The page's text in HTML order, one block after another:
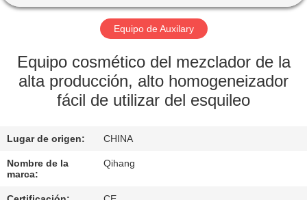
VIAJE
LA
FÁBRICA
DE
CALIDAD
Equipo de Auxilary
Equipo cosmético del mezclador de la
alta producción, alto homogeneizador
fácil de utilizar del esquileo
Lugar de origen: CHINA
Nombre de la
marca:
Qihang